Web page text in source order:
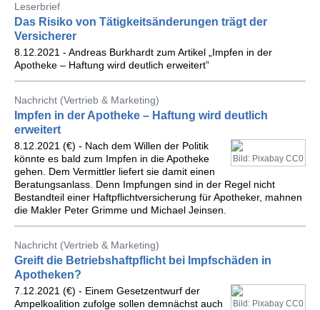
Leserbrief
Das Risiko von Tätigkeitsänderungen trägt der
Versicherer
8.12.2021 - Andreas Burkhardt zum Artikel „Impfen in der
Apotheke – Haftung wird deutlich erweitert”
Nachricht (Vertrieb & Marketing)
Impfen in der Apotheke – Haftung wird deutlich
erweitert
Bild: Pixabay CC0
8.12.2021 (€) - Nach dem Willen der Politik
könnte es bald zum Impfen in die Apotheke
gehen. Dem Vermittler liefert sie damit einen
Beratungsanlass. Denn Impfungen sind in der Regel nicht
Bestandteil einer Haftpflichtversicherung für Apotheker, mahnen
die Makler Peter Grimme und Michael Jeinsen.
Nachricht (Vertrieb & Marketing)
Greift die Betriebshaftpflicht bei Impfschäden in
Apotheken?
Bild: Pixabay CC0
7.12.2021 (€) - Einem Gesetzentwurf der
Ampelkoalition zufolge sollen demnächst auch